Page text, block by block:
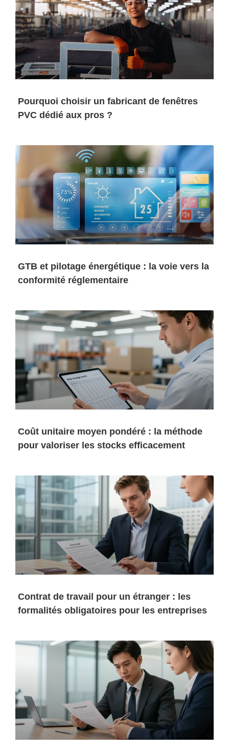
Pourquoi choisir un fabricant de fenêtres
PVC dédié aux pros ?
GTB et pilotage énergétique : la voie vers la
conformité réglementaire
Coût unitaire moyen pondéré : la méthode
pour valoriser les stocks efficacement
Contrat de travail pour un étranger : les
formalités obligatoires pour les entreprises